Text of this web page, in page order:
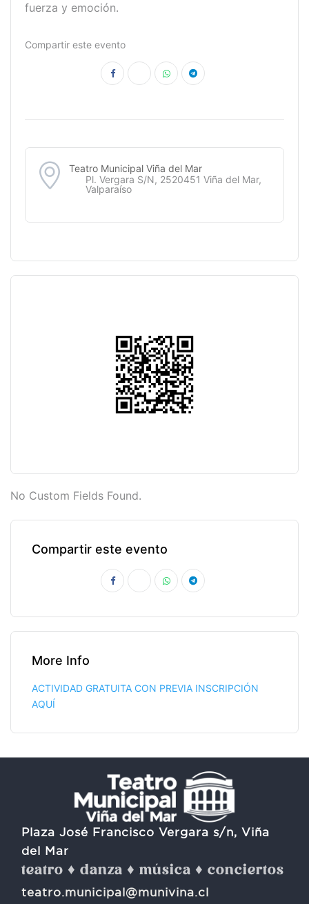
fuerza y emoción.
Compartir este evento
Teatro Municipal Viña del Mar
Pl. Vergara S/N, 2520451 Viña del Mar,
Valparaíso
No Custom Fields Found.
Compartir este evento
More Info
ACTIVIDAD GRATUITA CON PREVIA INSCRIPCIÓN
AQUÍ
Plaza José Francisco Vergara s/n, Viña
del Mar
teatro ♦ danza ♦ música ♦ conciertos
teatro.municipal@munivina.cl